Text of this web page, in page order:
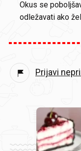
Okus se
odležavati ako
Prijavi